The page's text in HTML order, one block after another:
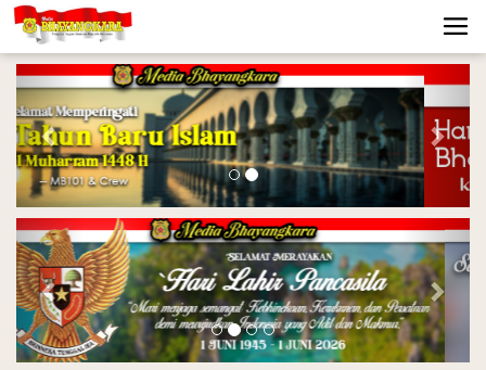
Previous Next
Previous Next